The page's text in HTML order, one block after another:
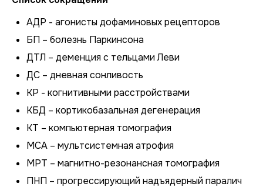
АДР - агонисты дофаминовых рецепторов
БП – болезнь Паркинсона
ДТЛ – деменция с тельцами Леви
ДС – дневная сонливость
КР - когнитивными расстройствами
КБД – кортикобазальная дегенерация
КТ – компьютерная томография
МСА – мультсистемная атрофия
МРТ – магнитно-резонансная томография
ПНП – прогрессирующий надъядерный паралич